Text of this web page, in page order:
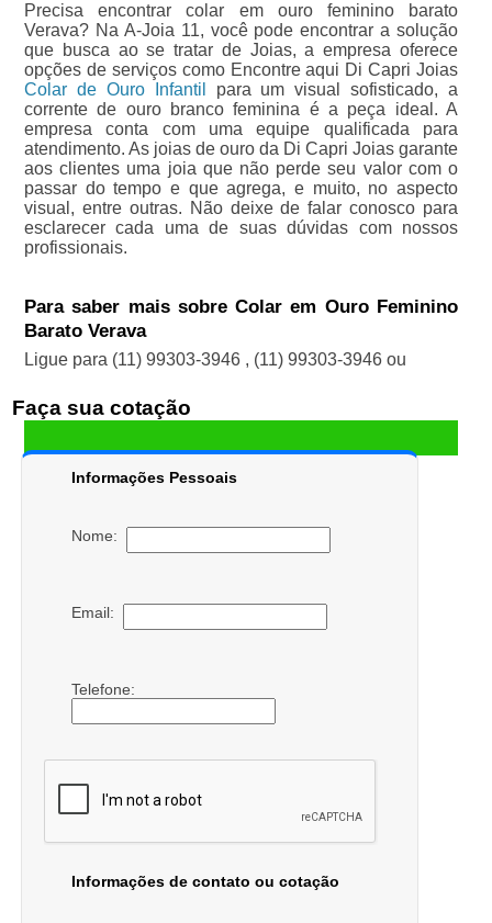
Precisa encontrar colar em ouro feminino barato
Verava? Na A-Joia 11, você pode encontrar a solução
que busca ao se tratar de Joias, a empresa oferece
opções de serviços como Encontre aqui Di Capri Joias
Colar de Ouro Infantil
para um visual sofisticado, a
corrente de ouro branco feminina é a peça ideal. A
empresa conta com uma equipe qualificada para
atendimento. As joias de ouro da Di Capri Joias garante
aos clientes uma joia que não perde seu valor com o
passar do tempo e que agrega, e muito, no aspecto
visual, entre outras. Não deixe de falar conosco para
esclarecer cada uma de suas dúvidas com nossos
profissionais.
Para saber mais sobre Colar em Ouro Feminino
Barato Verava
Ligue para (11) 99303-3946 , (11) 99303-3946 ou
Faça sua cotação
Informações Pessoais
Nome:
Email:
Telefone:
Informações de contato ou cotação